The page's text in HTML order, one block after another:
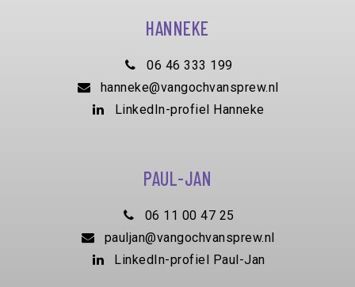
HANNEKE
06 46 333 199
hanneke@vangochvansprew.nl
LinkedIn-profiel Hanneke
PAUL-JAN
06 11 00 47 25
pauljan@vangochvansprew.nl
LinkedIn-profiel Paul-Jan